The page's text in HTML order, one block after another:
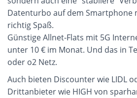
Datenturbo auf dem Smartphone
richtig Spaß.
Günstige Allnet-Flats mit 5G
unter 10 € im Monat. Und das in
oder o2 Netz.
Auch bieten Discounter wie LIDL
Drittanbieter wie HIGH von